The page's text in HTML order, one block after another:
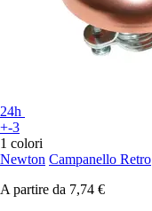
24h
+-3
1 colori
Newton Campanello Retro
A partire da 7,74 €